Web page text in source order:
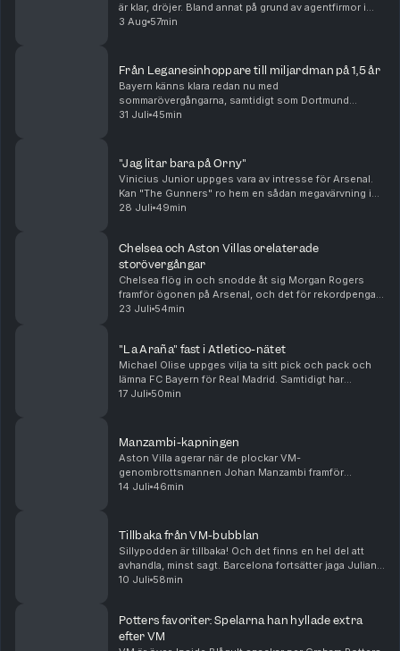
är klar, dröjer. Bland annat på grund av agentfirmor i
osämja. Men oavsett om "Maxidel Management" har
3 Aug 57min
Från Leganesinhoppare till miljardman på 1,5 år
Bayern känns klara redan nu med
sommarövergångarna, samtidigt som Dortmund
fortsätter jaga. Real Madrid plockar in Carlos Espi och
31 Juli 45min
"Jag litar bara på Orny"
Vinicius Junior uppges vara av intresse för Arsenal.
Kan "The Gunners" ro hem en sådan megavärvning i
sommar? Samtidigt verkar Real Madrid vara på väg att
28 Juli 49min
Chelsea och Aston Villas orelaterade
storövergångar
Chelsea flög in och snodde åt sig Morgan Rogers
framför ögonen på Arsenal, och det för rekordpengar.
Samtidigt verkar Alejandro Garnacho flytta i motsatt
23 Juli 54min
"La Araña" fast i Atletico-nätet
Michael Olise uppges vilja ta sitt pick och pack och
lämna FC Bayern för Real Madrid. Samtidigt har
Atlético Madrid satt hårt mot hårt i Julian Alvarez
17 Juli 50min
Manzambi-kapningen
Aston Villa agerar när de plockar VM-
genombrottsmannen Johan Manzambi framför
ögonen på Newcastle, som ser ut att gå mot en
14 Juli 46min
Tillbaka från VM-bubblan
Sillypodden är tillbaka! Och det finns en hel del att
avhandla, minst sagt. Barcelona fortsätter jaga Julian
Alvarez, Real Madrid har värvat allt möjligt
10 Juli 58min
Potters favoriter: Spelarna han hyllade extra
efter VM